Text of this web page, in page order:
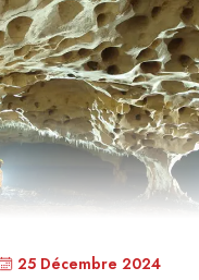
25 Décembre 2024